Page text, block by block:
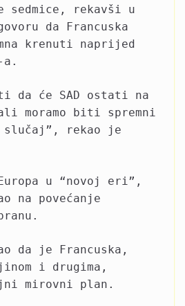
sedmice, rekavši u
da Francuska
krenuti naprijed
a.
da će SAD ostati na
moramo biti spremni
slučaj”, rekao je
u “novoj eri”,
na povećanje
da je Francuska,
i drugima,
mirovni plan.